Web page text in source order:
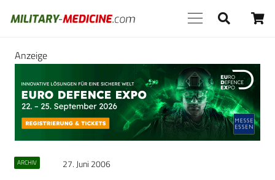
Anzeige
ARCHIV 27. Juni 2006